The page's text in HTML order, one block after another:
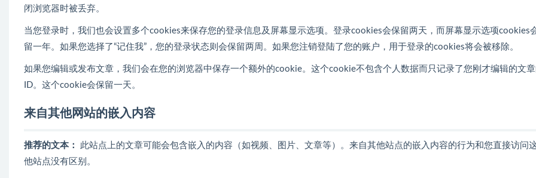
闭浏览器时被丢弃。
当您登录时，我们也会设置多个cookies来保存您的登录信息及屏幕显示选项。登录cookies会保留两天，而屏幕显示选项cookies
留一年。如果您选择了“记住我”，您的登录状态则会保留两周。如果您注销登陆了您的账户，用于登录的cookies将会被移除。
如果您编辑或发布文章，我们会在您的浏览器中保存一个额外的cookie。这个cookie不包含个人数据而只记录了您刚才编辑的文
ID。这个cookie会保留一天。
来自其他网站的嵌入内容
推荐的文本： 此站点上的文章可能会包含嵌入的内容（如视频、图片、文章等）。来自其他站点的嵌入内容的行为和您直接访问
他站点没有区别。